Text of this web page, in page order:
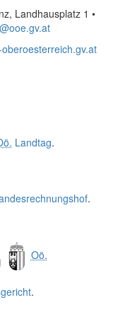
Landhausplatz 1 •
Landtag.
.
Oö.
.